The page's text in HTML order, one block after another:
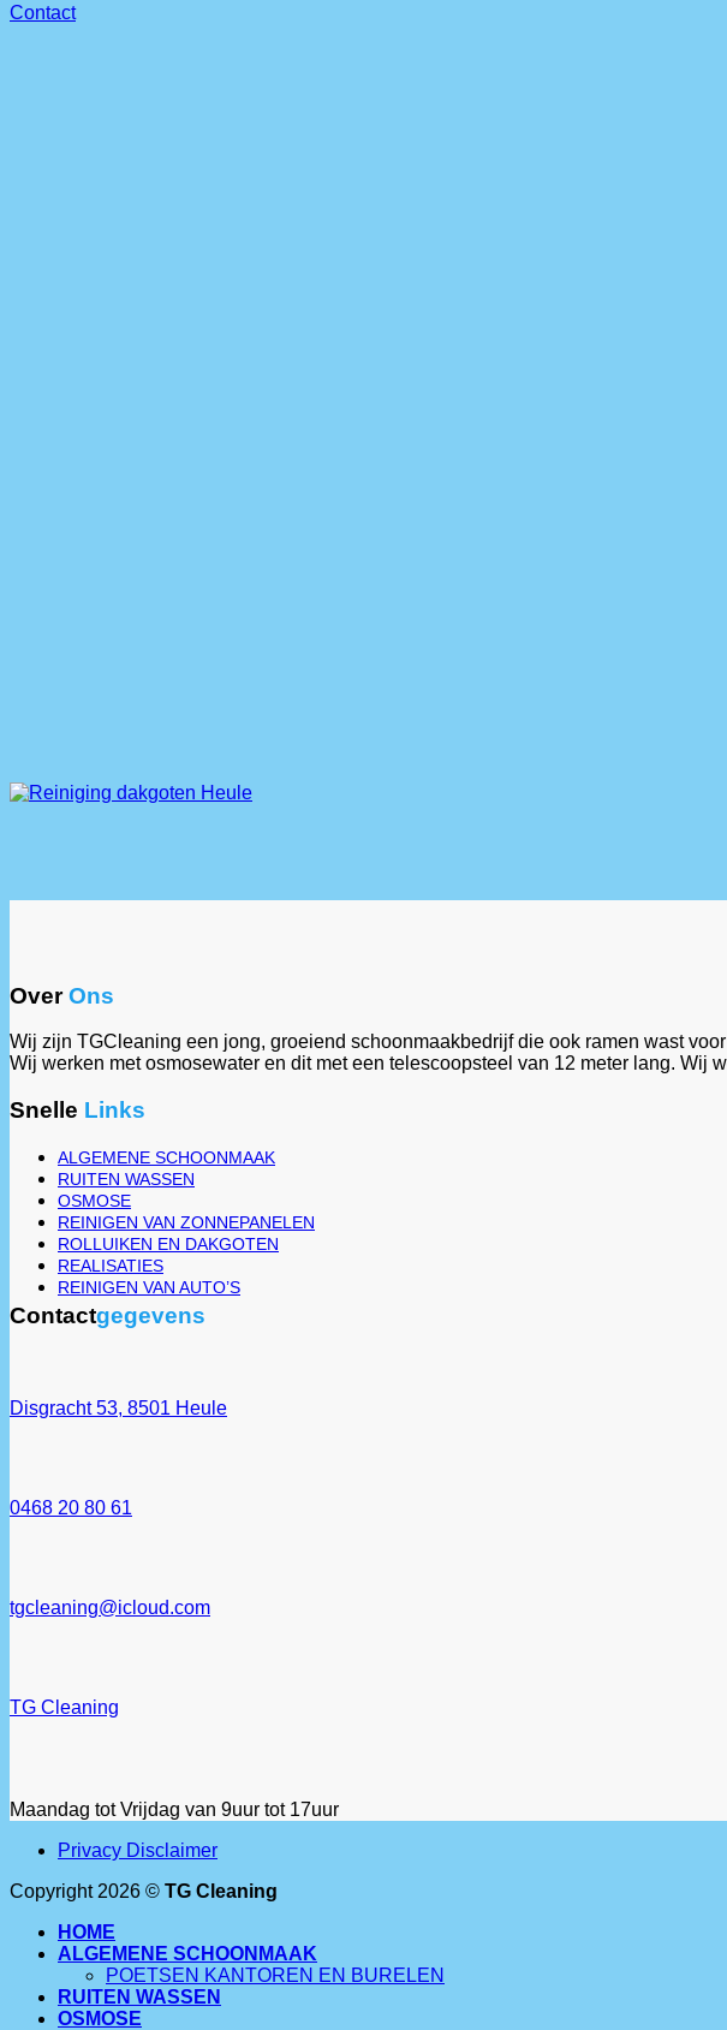
Contact
OverOns
Wij zijn TGCleaning een jong, groeiend schoonmaakbedrijf die ook ramen wast
Wij werken met osmosewater en dit met een telescoopsteel van 12 meter lang.
Snelle Links
ALGEMENE SCHOONMAAK
RUITEN WASSEN
OSMOSE
REINIGEN VAN ZONNEPANELEN
ROLLUIKEN EN DAKGOTEN
REALISATIES
REINIGEN VAN AUTO’S
Contactgegevens
Disgracht 53, 8501 Heule
0468 20 80 61
tgcleaning@icloud.com
TG Cleaning
Maandag tot Vrijdag van 9uur tot 17uur
Privacy Disclaimer
Copyright 2026 © TG Cleaning
HOME
ALGEMENE SCHOONMAAK
POETSEN KANTOREN EN BURELEN
RUITEN WASSEN
OSMOSE